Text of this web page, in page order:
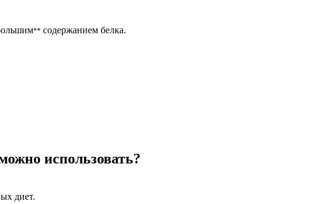
**содержанием белка.
использовать?
диет.